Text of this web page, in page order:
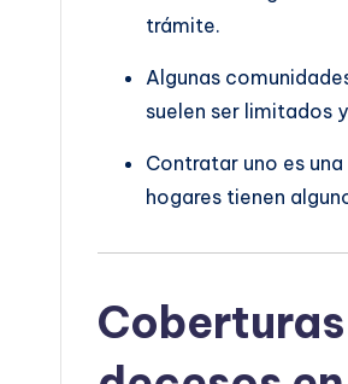
trámite.
Algunas
suelen ser limitados
Contratar uno es
hogares tienen